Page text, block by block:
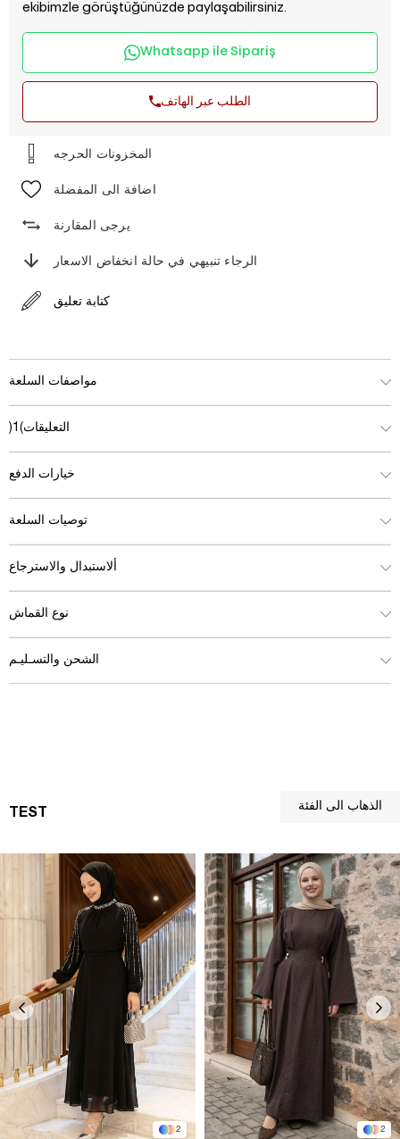
ekibimzle görüştüğünüzde paylaşabilirsiniz.
Whatsapp ile Sipariş
الطلب عبر الهاتف
اضافة الى المفضلة
يرجى المقارنة
الرجاء تنبيهي في حالة انخفاض الاسعار
كتابة تعليق
مواصفات السلعة
التعليقات(1)
خيارات الدفع
توصيات السلعة
ألاستبدال والاسترجاع
نوع القماش
الشحن والتسـليـم
TEST
2 2
الذهاب الى الفئة